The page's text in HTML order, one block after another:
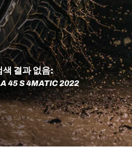
색 결과 없음:
45 S 4MATIC 2022